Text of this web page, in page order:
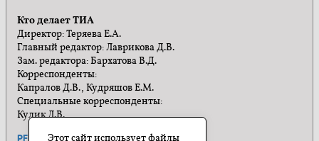
Кто делает ТИА
Директор: Теряева Е.А.
Главный редактор: Лаврикова Д.В.
Зам. редактора: Бархатова В.Д.
Корреспонденты:
Капралов Д.В., Кудряшов Е.М.
Специальные корреспонденты:
Кулик Л.В.